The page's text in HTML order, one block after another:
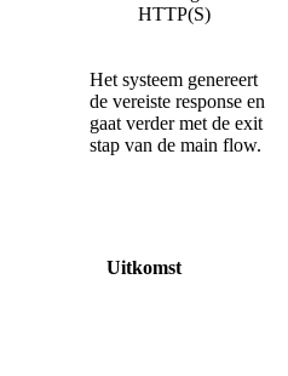
HTTP(S)
Het systeem genereert
de vereiste response en
gaat verder met de exit
stap van de main flow.
Uitkomst